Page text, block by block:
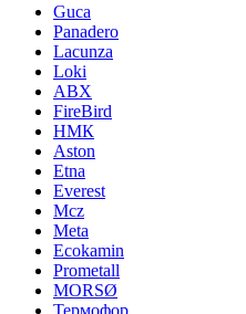
Guca
Panadero
Lacunza
Loki
ABX
FireBird
НМК
Aston
Etna
Everest
Mcz
Meta
Ecokamin
Prometall
MORSØ
Термофор